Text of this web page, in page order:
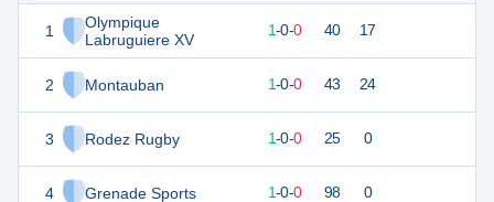
1
Olympique
Labruguiere XV
2 Montauban
3 Rodez Rugby
4 Grenade Sports
1-0-0 40 17
1-0-0 43 24
1-0-0 25 0
1-0-0 98 0